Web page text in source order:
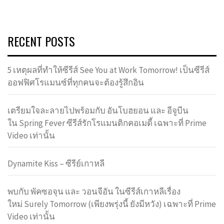
RECENT POSTS
5 เหตุผลที่ทำให้ซีรีส์ See You at Work Tomorrow! เป็นซีรีส์
ออฟฟิศโรแมนซ์ที่ทุกคนจะต้องรู้สึกอิน
เตรียมใจละลายไปพร้อมกับ อันโบฮยอน และ อีจูบีน
ใน Spring Fever ซีรีส์รักโรแมนติกคอเมดี้ เฉพาะที่ Prime
Video เท่านั้น
Dynamite Kiss – ซีรีย์เกาหลี
พบกับ พัคซอจุน และ วอนจีอัน ในซีรีส์เกาหลีเรื่อง
ใหม่ Surely Tomorrow (เพียงพรุ่งนี้ ยังมีหวัง) เฉพาะที่ Prime
Video เท่านั้น